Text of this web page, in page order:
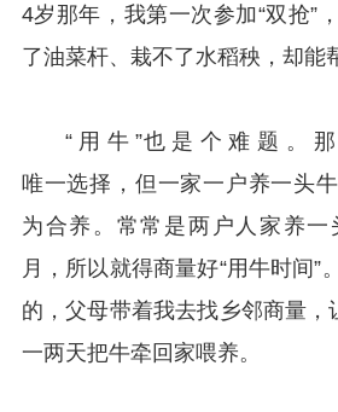
4岁那年，我第一次参加“双抢”
了油菜杆、栽不了水稻秧，却能
“ 用 牛 ”也 是 个 难 题 。
唯一选择，但一家一户养一头
为合养。常常是两户人家养一
月，所以就得商量好“用牛时间”
的，父母带着我去找乡邻商量，
一两天把牛牵回家喂养。